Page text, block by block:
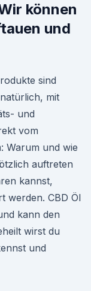
können
und
sind
mit
und
vom
Warum und wie
auftreten
kannst,
werden. CBD Öl
kann den
wirst du
und